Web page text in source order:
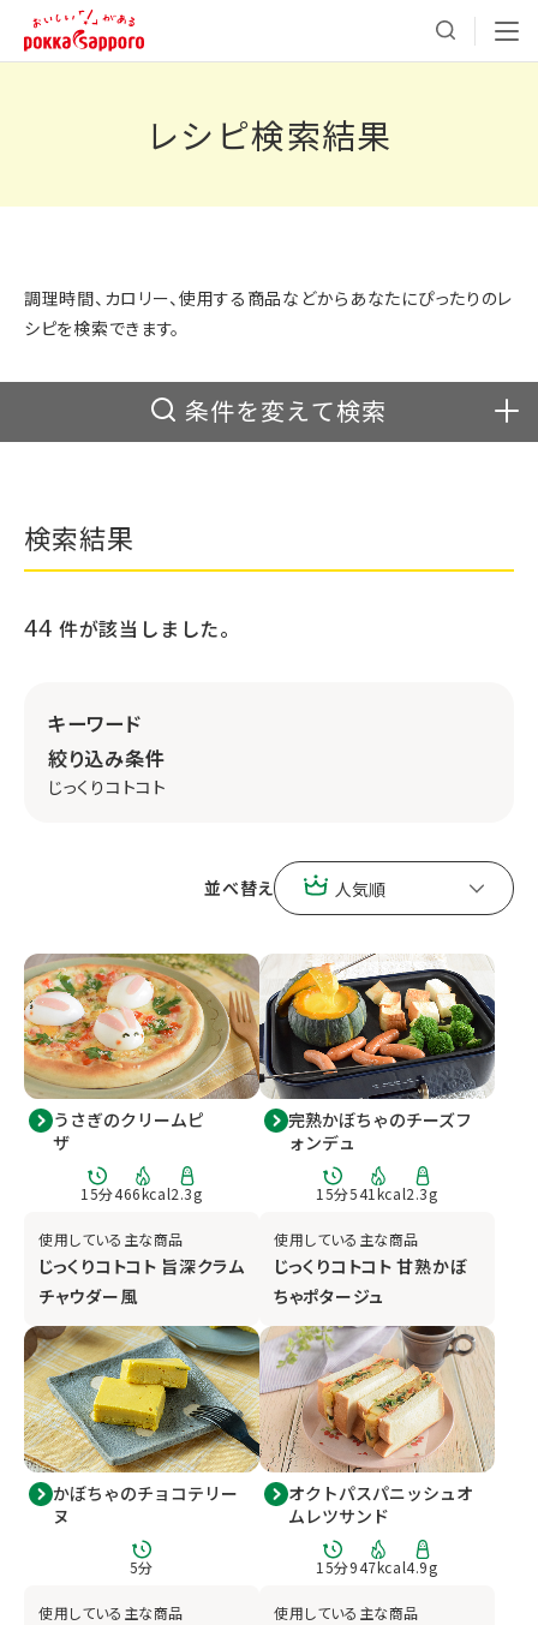
レシピ検索結果
調理時間、カロリー、使用する商品などからあなたにぴったりのレ
シピを検索できます。
条件を変えて検索
検索結果
44 件が該当しました。
キーワード
絞り込み条件
じっくりコトコト
並べ替え 人気順
うさぎのクリームピ
ザ
15分466kcal2.3g
使用している主な商品
じっくりコトコト 旨深クラム
チャウダー風
完熟かぼちゃのチーズフ
ォンデュ
15分541kcal2.3g
使用している主な商品
じっくりコトコト 甘熟かぼ
ちゃポタージュ
かぼちゃのチョコテリー
ヌ
5分
使用している主な商品
オクトパスパニッシュオ
ムレツサンド
15分947kcal4.9g
使用している主な商品